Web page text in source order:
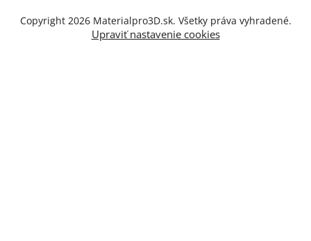
Copyright 2026 Materialpro3D.sk. Všetky práva vyhradené.
Upraviť nastavenie cookies